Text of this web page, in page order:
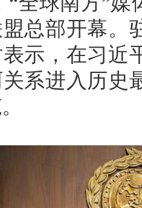
总部开幕。
示，在习近
系进入历史